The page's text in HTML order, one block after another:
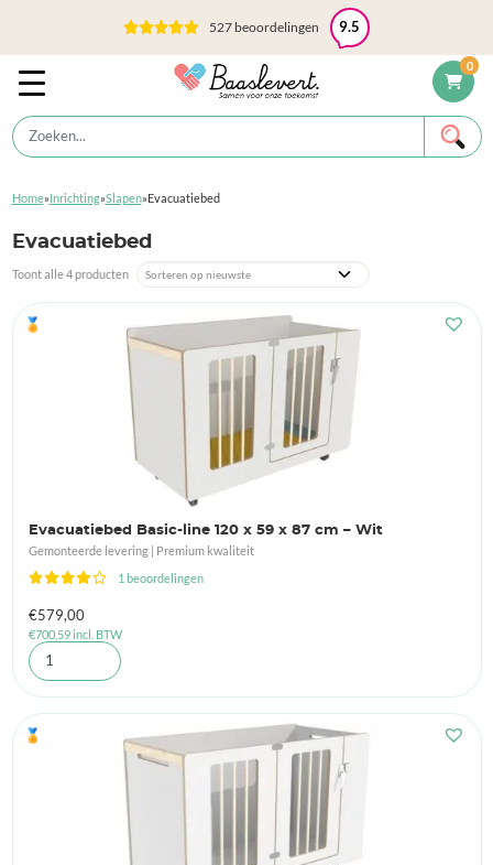
0
527 beoordelingen 9.5
Home»Inrichting»Slapen»Evacuatiebed
Evacuatiebed
Toont alle 4 producten
🏅
Evacuatiebed Basic-line 120 x 59 x 87 cm – Wit
Gemonteerde levering | Premium kwaliteit
1 beoordelingen
€579,00
€700,59incl. BTW
🏅